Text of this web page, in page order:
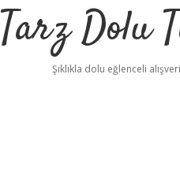
Tarz Dolu
Şıklıkla dolu eğlenceli